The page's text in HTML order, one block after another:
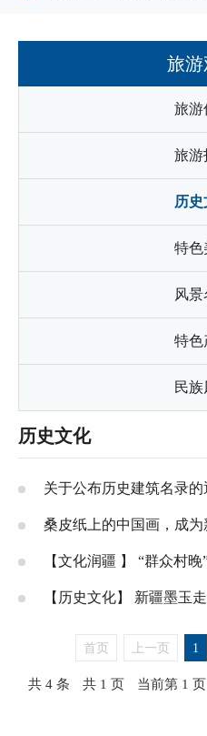
旅
旅游
旅游
历
特色
风景
特色
民
历史文化
关于公布历史建筑名录的
桑皮纸上的中国画，成为新疆
【文化润疆 】 “群众村晚”亮相墨
【历史文化】 新疆墨玉走进非遗展厅 近
首页 上一页 1
共 4 条 共 1 页 当前第 1 页